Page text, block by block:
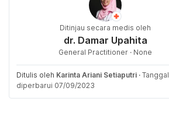
Ditinjau secara medis oleh
dr. Damar Upahita
General Practitioner · None
Ditulis oleh Karinta Ariani Setiaputri · Tanggal
diperbarui 07/09/2023